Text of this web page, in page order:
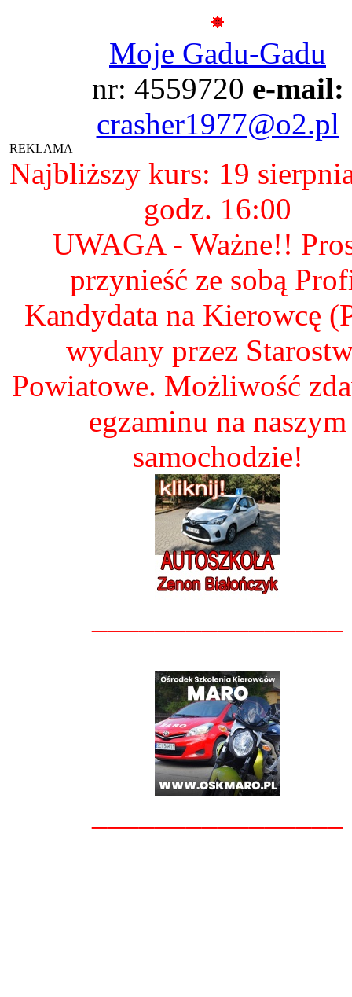
Moje Gadu-Gadu
nr: 4559720 e-mail:
crasher1977@o2.pl
REKLAMA
Najbliższy kurs: 19
godz. 16:00
UWAGA - Ważne!!
przynieść ze sobą
Kandydata na Kierowcę
wydany przez
Powiatowe. Możliwość
egzaminu na naszym
samochodzie!